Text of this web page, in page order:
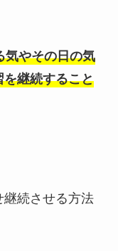
気やその日の気
継続すること
継続させる方法